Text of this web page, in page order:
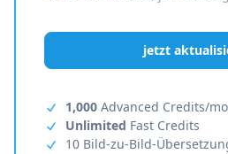
jetzt
1,000 Advanced Credits/
Unlimited Fast Credits
10 Bild-zu-Bild-